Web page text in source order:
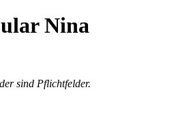
Nina
sind Pflichtfelder.